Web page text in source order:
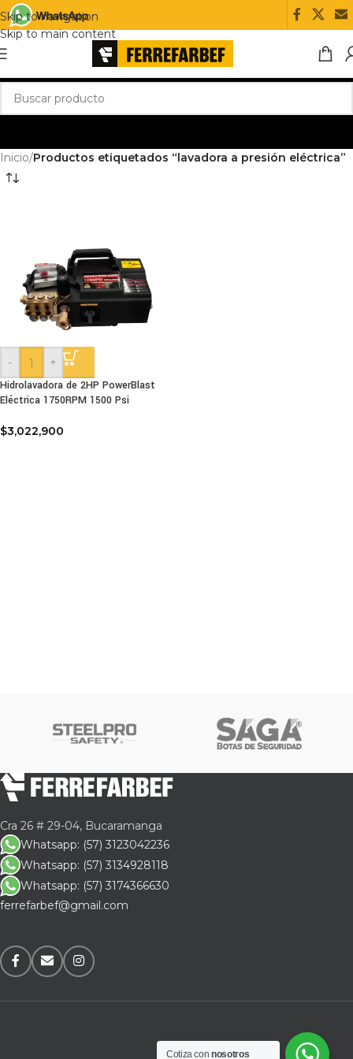
Skip to navigation
Skip to main content
Inicio/Productos etiquetados “lavadora a presión eléctrica”
-
+
Hidrolavadora de 2HP PowerBlast
Eléctrica 1750RPM 1500 Psi
$3,022,900
Cra 26 # 29-04, Bucaramanga
Whatsapp: (57) 3123042236
Whatsapp: (57) 3134928118
Whatsapp: (57) 3174366630
ferrefarbef@gmail.com
Cotiza connosotros